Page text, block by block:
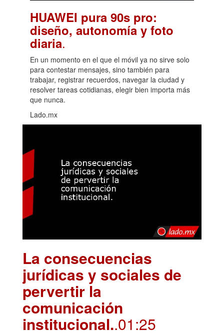
HUAWEI pura 90s pro:
diseño, autonomía y foto
diaria.
En un momento en el que el móvil ya no sirve solo
para contestar mensajes, sino también para
trabajar, registrar recuerdos, navegar la ciudad y
resolver tareas cotidianas, elegir bien importa más
que nunca.
Lado.mx
La consecuencias
jurídicas y sociales de
pervertir la
comunicación
institucional..01:25